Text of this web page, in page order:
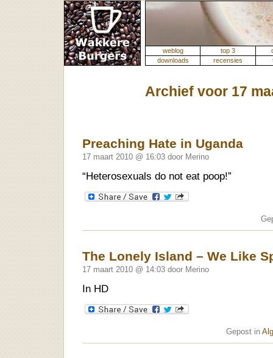
weblog top 3
downloads
recensies
Archief voor 17
Preaching Hate in Uganda
17 maart 2010 @ 16:03 door Merino
“Heterosexuals do not eat poop!”
The Lonely Island – We Like
17 maart 2010 @ 14:03 door Merino
In HD
Gepost in